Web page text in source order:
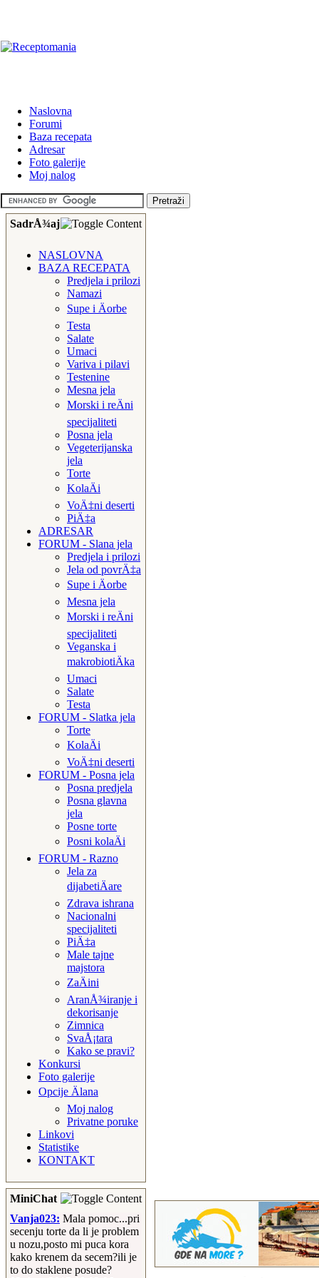
Naslovna
Forumi
Baza recepata
Adresar
Foto galerije
Moj nalog
SadrÅ¾aj
NASLOVNA
BAZA RECEPATA
Predjela i prilozi
Namazi
Supe i Äorbe
Testa
Salate
Umaci
Variva i pilavi
Testenine
Mesna jela
Morski i reÄni
specijaliteti
Posna jela
Vegeterijanska
jela
Torte
KolaÄi
VoÄ‡ni deserti
PiÄ‡a
ADRESAR
FORUM - Slana jela
Predjela i prilozi
Jela od povrÄ‡a
Supe i Äorbe
Mesna jela
Morski i reÄni
specijaliteti
Veganska i
makrobiotiÄka
Umaci
Salate
Testa
FORUM - Slatka jela
Torte
KolaÄi
VoÄ‡ni deserti
FORUM - Posna jela
Posna predjela
Posna glavna
jela
Posne torte
Posni kolaÄi
FORUM - Razno
Jela za
dijabetiÄare
Zdrava ishrana
Nacionalni
specijaliteti
PiÄ‡a
Male tajne
majstora
ZaÄini
AranÅ¾iranje i
dekorisanje
Zimnica
SvaÅ¡tara
Kako se pravi?
Konkursi
Foto galerije
Opcije Älana
Moj nalog
Privatne poruke
Linkovi
Statistike
KONTAKT
MiniChat
Vanja023: Mala pomoc...pri
secenju torte da li je problem
u nozu,posto mi puca kora
kako krenem da secem?ili je
to do staklene posude?